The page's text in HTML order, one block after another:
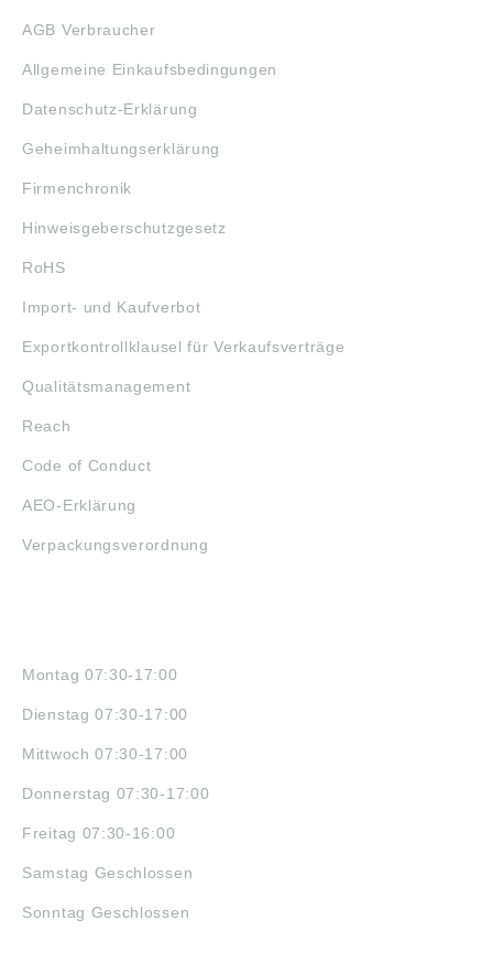
AGB Verbraucher
Allgemeine Einkaufsbedingungen
Datenschutz-Erklärung
Geheimhaltungserklärung
Firmenchronik
Hinweisgeberschutzgesetz
RoHS
Import- und Kaufverbot
Exportkontrollklausel für Verkaufsverträge
Qualitätsmanagement
Reach
Code of Conduct
AEO-Erklärung
Verpackungsverordnung
Montag 07:30-17:00
Dienstag 07:30-17:00
Mittwoch 07:30-17:00
Donnerstag 07:30-17:00
Freitag 07:30-16:00
Samstag Geschlossen
Sonntag Geschlossen